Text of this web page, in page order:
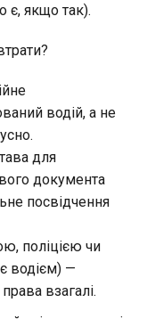
є, якщо так).
водій, а не
для
документа
посвідчення
поліцією чи
водієм) —
взагалі.